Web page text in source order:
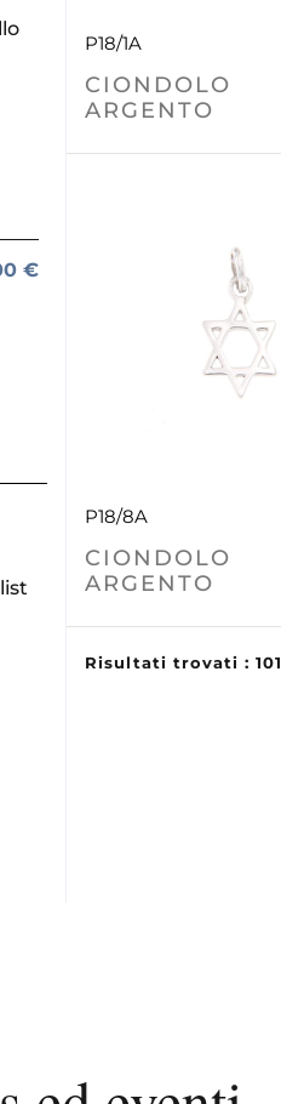
€
P18/1A
CIONDOLO
ARGENTO
P18/8A
CIONDOLO
ARGENTO
Risultati trovati : 101